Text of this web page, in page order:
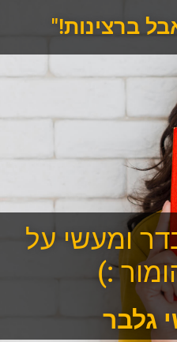
ברצינות!"
ומעשי על
:)
גלבר